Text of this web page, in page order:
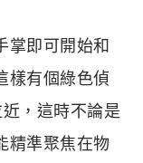
掌即可開始和
樣有個綠色偵
，這時不論是
精準聚焦在物